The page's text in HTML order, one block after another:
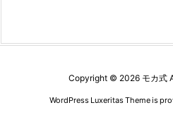
Copyright © 2026 モカ式
WordPress Luxeritas Theme is